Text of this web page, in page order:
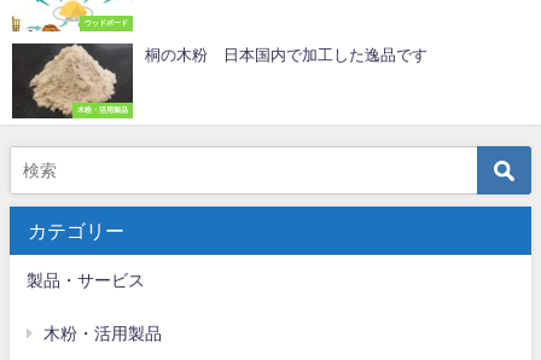
ウッドボード
木粉・活用製品
桐の木粉 日本国内で加工した逸品です
カテゴリー
製品・サービス
木粉・活用製品